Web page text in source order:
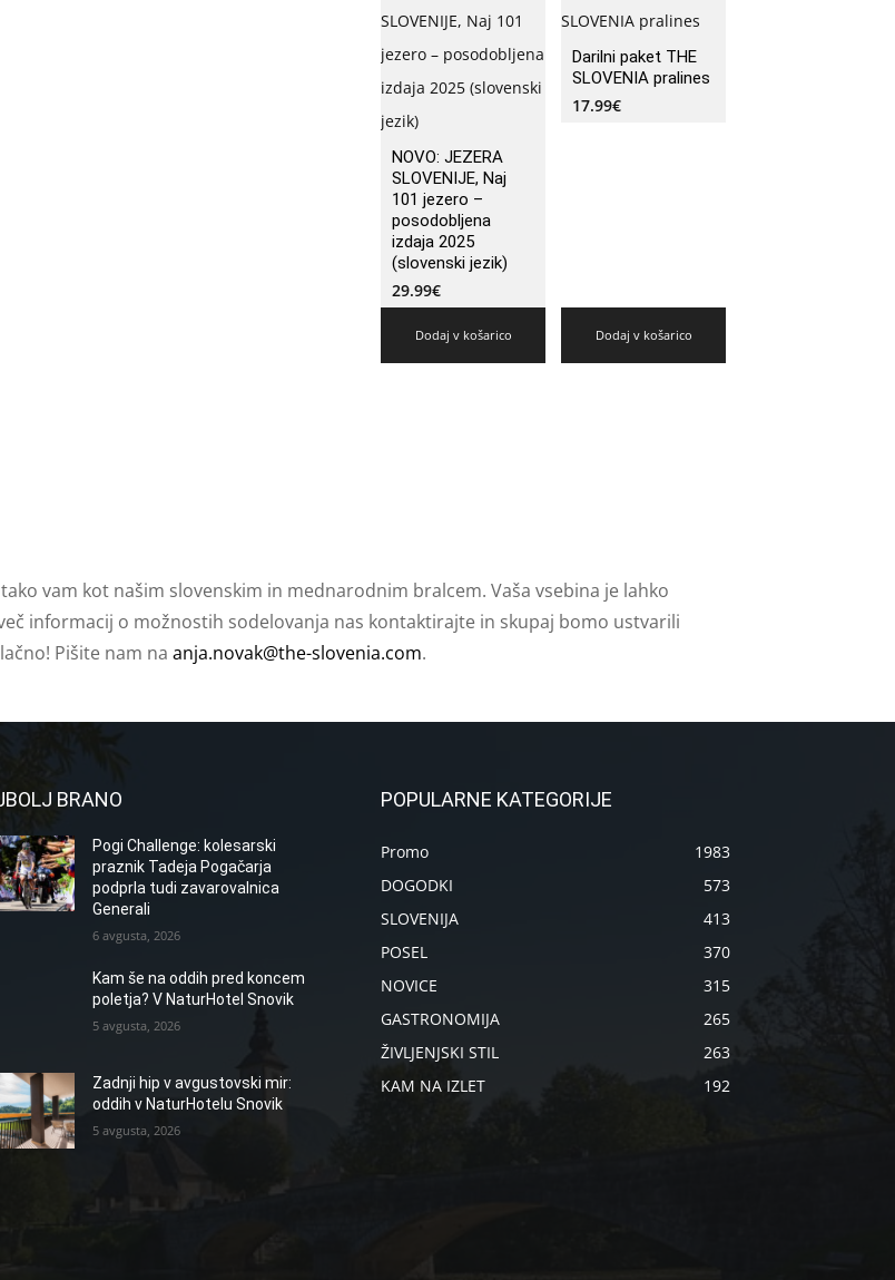
NOVO: JEZERA
SLOVENIJE, Naj
101 jezero –
posodobljena
izdaja 2025
(slovenski jezik)
29.99€
Dodaj v košarico
Darilni paket THE
SLOVENIA pralines
17.99€
Dodaj v košarico
vam kot našim slovenskim in mednarodnim bralcem. Vaša vsebina je lahko
informacij o možnostih sodelovanja nas kontaktirajte in skupaj bomo ustvarili
Pišite nam na anja.novak@the-slovenia.com.
BRANO
Pogi Challenge: kolesarski
praznik Tadeja Pogačarja
podprla tudi zavarovalnica
Generali
6 avgusta, 2026
Kam še na oddih pred koncem
poletja? V NaturHotel Snovik
5 avgusta, 2026
Zadnji hip v avgustovski mir:
oddih v NaturHotelu Snovik
5 avgusta, 2026
POPULARNE KATEGORIJE
Promo
1983
DOGODKI
573
SLOVENIJA
413
POSEL
370
NOVICE
315
GASTRONOMIJA
265
ŽIVLJENJSKI STIL
263
KAM NA IZLET
192